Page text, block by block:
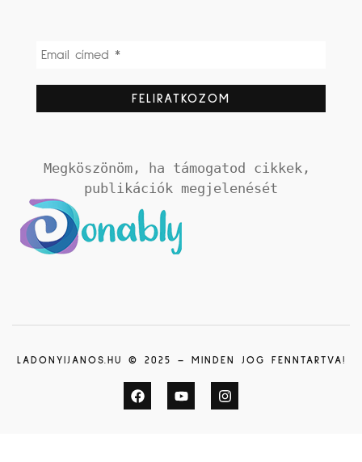
Megköszönöm, ha támogatod cikkek,
publikációk megjelenését
LADONYIJANOS.HU © 2025 – MINDEN JOG FENNTARTVA!